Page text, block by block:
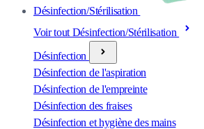
Désinfection/Stérilisation
Voir tout Désinfection/Stérilisation
Désinfection
Désinfection de l'aspiration
Désinfection de l'empreinte
Désinfection des fraises
Désinfection et hygiène des mains